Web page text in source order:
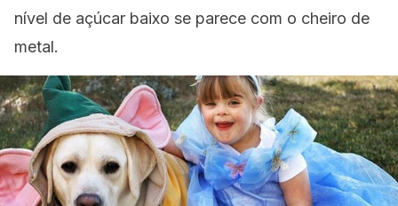
nível de açúcar baixo se parece com o cheiro de
metal.